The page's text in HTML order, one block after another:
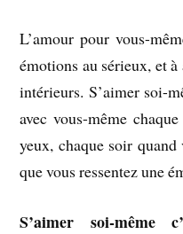
L’amour pour vous-
émotions au sérieux, et
intérieurs. S’aimer soi-
avec vous-même
yeux, chaque soir
que vous ressentez une
S’aimer soi-même